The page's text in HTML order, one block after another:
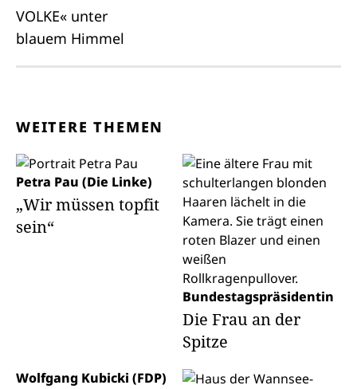
WEITERE THEMEN
Petra Pau (Die Linke)
„Wir müssen topfit
sein“
Bundestagspräsidentin
Die Frau an der
Spitze
Wolfgang Kubicki (FDP)